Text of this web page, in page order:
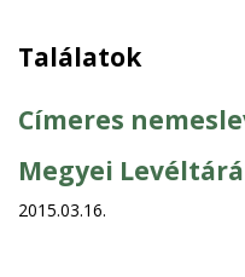
Találatok
Címeres
Megyei
2015.03.16.